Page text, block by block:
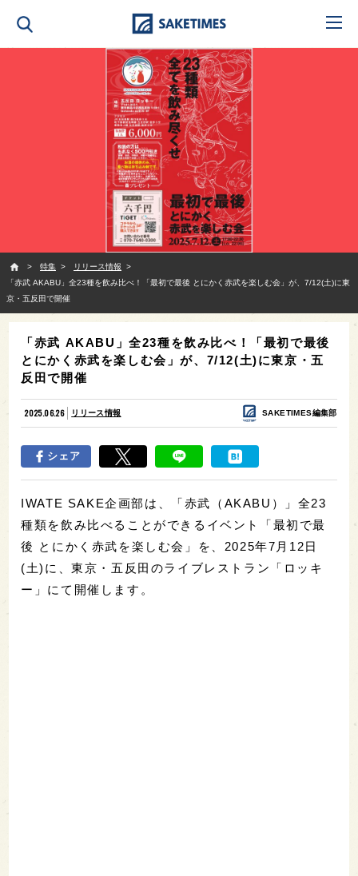
特集
リリース情報
「赤武 AKABU」全23種を飲み比べ！「最初で最後 とにかく赤武を楽しむ会」が、7/12(土)に東
京・五反田で開催
「赤武 AKABU」全23種を飲み比べ！「最初で最後
とにかく赤武を楽しむ会」が、7/12(土)に東京・五
反田で開催
2025.06.26 リリース情報 SAKETIMES編集部
シェア
IWATE SAKE企画部は、「赤武（AKABU）」全23
種類を飲み比べることができるイベント「最初で最
後 とにかく赤武を楽しむ会」を、2025年7月12日
(土)に、東京・五反田のライブレストラン「ロッキ
ー」にて開催します。